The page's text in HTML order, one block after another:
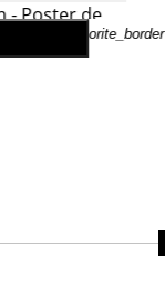
favorite_border
- Poster de